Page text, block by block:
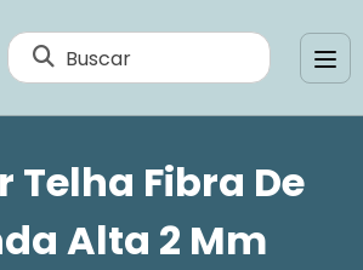
Buscar
Telha Fibra De
Alta 2 Mm